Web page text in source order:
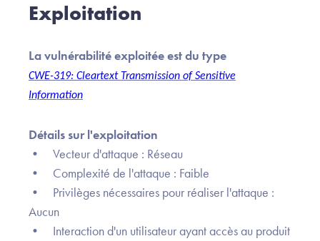
Exploitation
La vulnérabilité exploitée est du type
CWE-319: Cleartext Transmission of Sensitive
Information
Détails sur l'exploitation
• Vecteur d'attaque : Réseau
• Complexité de l'attaque : Faible
• Privilèges nécessaires pour réaliser l'attaque :
Aucun
• Interaction d'un utilisateur ayant accès au produit